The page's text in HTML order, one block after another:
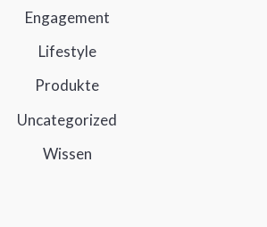
Engagement
Lifestyle
Produkte
Uncategorized
Wissen